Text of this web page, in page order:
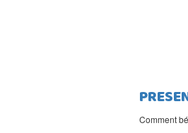
Comment